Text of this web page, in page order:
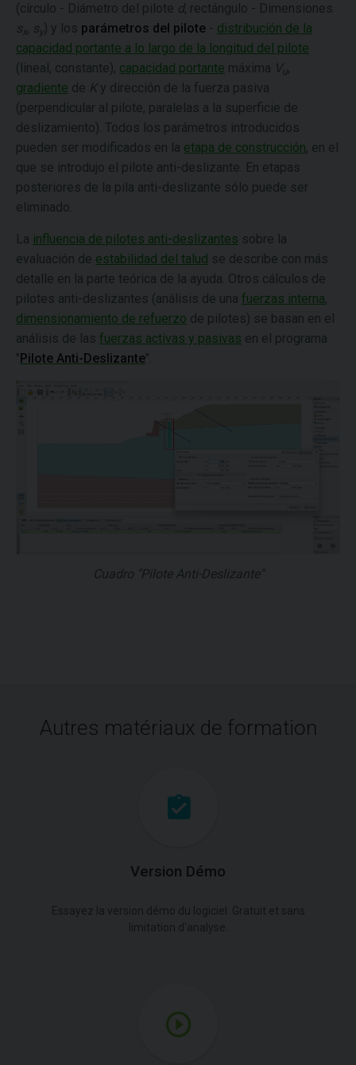
(círculo - Diámetro del pilote d, rectángulo - Dimensiones
s x , sy ) y los parámetros del pilote - distribución de la
capacidad portante a lo largo de la longitud del pilote
(lineal, constante), capacidad portante máxima Vu,
gradiente de Ky dirección de la fuerza pasiva
(perpendicular al pilote, paralelas a la superficie de
deslizamiento). Todos los parámetros introducidos
pueden ser modificados en la etapa de construcción, en el
que se introdujo el pilote anti-deslizante. En etapas
posteriores de la pila anti-deslizante sólo puede ser
eliminado.
La influencia de pilotes anti-deslizantes sobre la
evaluación de estabilidad del talud se describe con más
detalle en la parte teórica de la ayuda. Otros cálculos de
pilotes anti-deslizantes (análisis de una fuerzas interna,
dimensionamiento de refuerzo de pilotes) se basan en el
análisis de las fuerzas activas y pasivas en el programa
"Pilote Anti-Deslizante".
Cuadro "Pilote Anti-Deslizante"
Autres matériaux de formation
Version Démo